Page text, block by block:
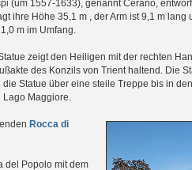
(um 1557-1633), genannt Cerano,
ihre Höhe 35,1 m , der Arm ist 9,1 m
m im Umfang.
zeigt den Heiligen mit der rechten
des Konzils von Trient haltend. Die
Statue über eine steile Treppe bis in
Maggiore.
Rocca di
del Popolo mit dem